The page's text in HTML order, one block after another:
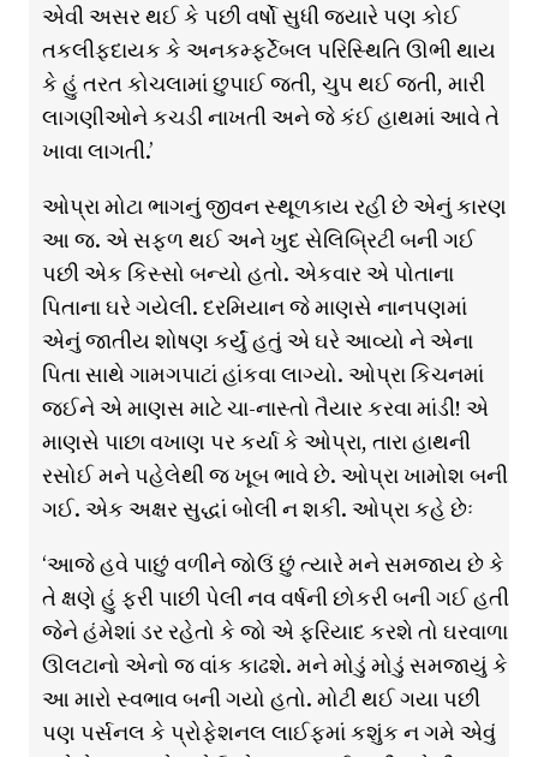
એવી અસર થઈ કે પછી વર્ષો સુધી જ્યારે પણ કોઈ
તકલીફ્દાયક કે અનકર્મ્ફ્ટેબલ પરિસ્થિતિ ઊભી થાય
કે હું તરત કોચલામાં છુપાઈ જતી, ચુપ થઈ જતી, મારી
લાગણીઓને કચડી નાખતી અને જે કંઈ હાથમાં આવે તે
ખાવા લાગતી.’
ઓપ્રા મોટા ભાગનું જીવન સ્થૂળકાય રહી છે એનું કારણ
આ જ. એ સફ્ળ થઈ અને ખુદ સેલિબ્રિટી બની ગઈ
પછી એક કિસ્સો બન્યો હતો. એકવાર એ પોતાના
પિતાના ઘરે ગયેલી. દરમિયાન જે માણસે નાનપણમાં
એનું જાતીય શોષણ કર્યું હતું એ ઘરે આવ્યો ને એના
પિતા સાથે ગામગપાટાં હાંકવા લાગ્યો. ઓપ્રા કિચનમાં
જઈને એ માણસ માટે ચા-નાસ્તો તૈયાર કરવા માંડી! એ
માણસે પાછા વખાણ પર કર્યા કે ઓપ્રા, તારા હાથની
રસોઈ મને પહેલેથી જ ખૂબ ભાવે છે. ઓપ્રા ખામોશ બની
ગઈ. એક અક્ષર સુદ્ધાં બોલી ન શકી. ઓપ્રા કહે છેઃ
‘આજે હવે પાછું વળીને જોઉં છું ત્યારે મને સમજાય છે કે
તે ક્ષણે હું ફરી પાછી પેલી નવ વર્ષની છોકરી બની ગઈ હતી
જેને હંમેશાં ડર રહેતો કે જો એ ફરિયાદ કરશે તો ઘરવાળા
ઊલટાનો એનો જ વાંક કાઢશે. મને મોડું મોડું સમજાયું કે
આ મારો સ્વભાવ બની ગયો હતો. મોટી થઈ ગયા પછી
પણ પર્સનલ કે પ્રોફેશનલ લાઈફ્માં કશુંક ન ગમે એવું